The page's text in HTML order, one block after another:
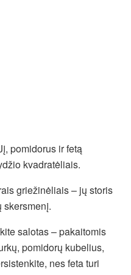
pomidorus ir fetą
kvadratėliais.
griežinėliais – jų storis
skersmenį.
salotas – pakaitomis
pomidorų kubelius,
nes feta turi